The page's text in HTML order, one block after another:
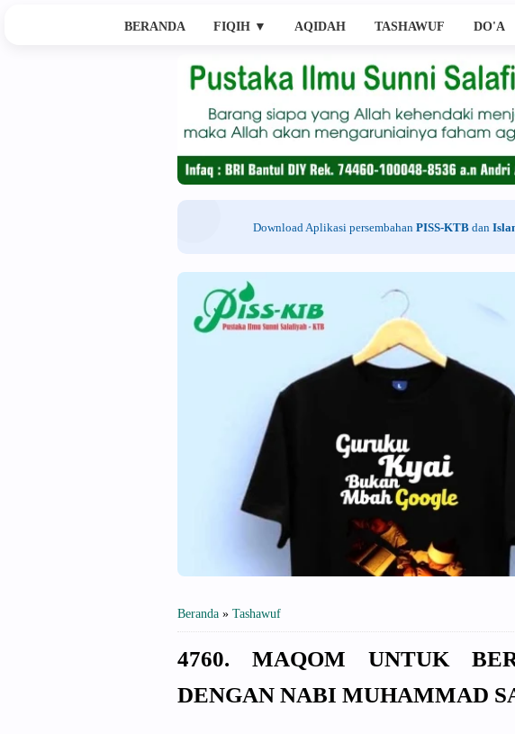
BERANDA FIQIH ▼ AQIDAH TASHAWUF DO'A
Download Aplikasi persembahan PISS-KTBdan
Beranda » Tashawuf
4760. MAQOM UNTUK
DENGAN NABI MUHAMMAD